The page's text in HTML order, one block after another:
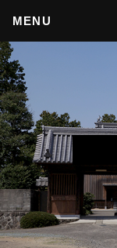
MENU